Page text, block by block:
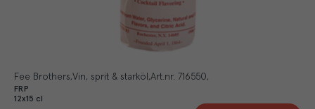
Fee Brothers Vin, sprit & starköl Art.nr. 716550
FRP
12x15 cl